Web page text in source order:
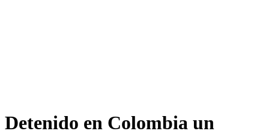
Detenido en Colombia un